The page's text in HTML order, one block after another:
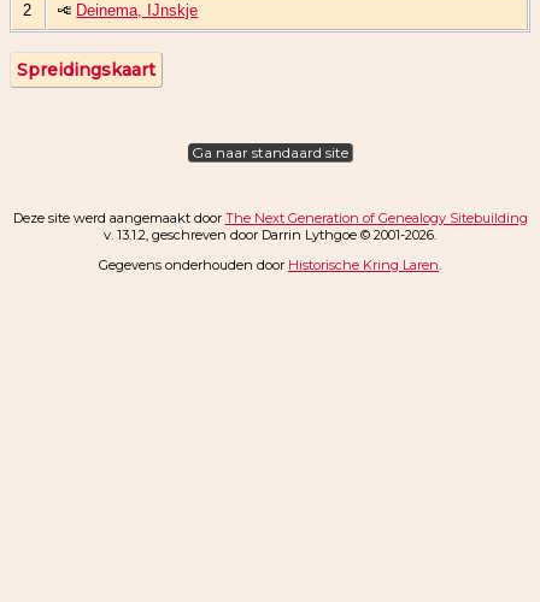
2 Deinema, IJnskje
Spreidingskaart
Ga naar standaard site
Deze site werd aangemaakt door The Next Generation of Genealogy Sitebuilding
v. 13.1.2, geschreven door Darrin Lythgoe © 2001-2026.
Gegevens onderhouden door Historische Kring Laren.